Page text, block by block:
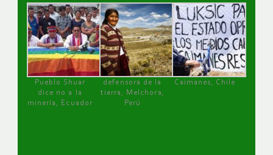
Pueblo Shuar
dice no a la
minería, Ecuador
defensora de la
tierra, Melchora,
Perú
Caimanes, Chile